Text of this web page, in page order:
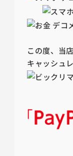
この度、当
キャッシュ